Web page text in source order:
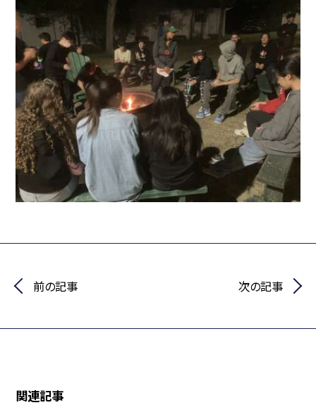
前の記事 次の記事
関連記事